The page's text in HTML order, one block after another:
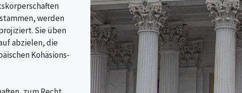
werden
Sie üben
abzielen, die
Kohäsions-